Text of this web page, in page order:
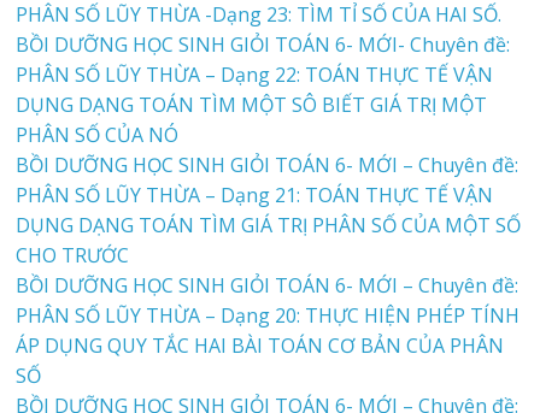
PHÂN SỐ LŨY THỪA -Dạng 23: TÌM TỈ SỐ CỦA HAI SỐ.
BỒI DƯỠNG HỌC SINH GIỎI TOÁN 6- MỚI- Chuyên đề:
PHÂN SỐ LŨY THỪA – Dạng 22: TOÁN THỰC TẾ VẬN
DỤNG DẠNG TOÁN TÌM MỘT SÔ BIẾT GIÁ TRỊ MỘT
PHÂN SỐ CỦA NÓ
BỒI DƯỠNG HỌC SINH GIỎI TOÁN 6- MỚI – Chuyên đề:
PHÂN SỐ LŨY THỪA – Dạng 21: TOÁN THỰC TẾ VẬN
DỤNG DẠNG TOÁN TÌM GIÁ TRỊ PHÂN SỐ CỦA MỘT SỐ
CHO TRƯỚC
BỒI DƯỠNG HỌC SINH GIỎI TOÁN 6- MỚI – Chuyên đề:
PHÂN SỐ LŨY THỪA – Dạng 20: THỰC HIỆN PHÉP TÍNH
ÁP DỤNG QUY TẮC HAI BÀI TOÁN CƠ BẢN CỦA PHÂN
SỐ
BỒI DƯỠNG HỌC SINH GIỎI TOÁN 6- MỚI – Chuyên đề: